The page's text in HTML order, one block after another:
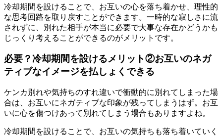
冷却期間を設けることで、お互いの心を落ち着かせ、理性的
な思考回路を取り戻すことができます。一時的な寂しさに流
されずに、別れた相手が本当に必要で大事な存在かどうかも
じっくり考えることができるのがメリットです。
必要？冷却期間を設けるメリット②お互いのネガ
ティブなイメージを払しょくできる
ケンカ別れや気持ちのすれ違いで衝動的に別れてしまった場
合は、お互いにネガティブな印象が残ってしまうはず。お互
いに心を傷つけあって別れてしまう場合もありますよね。
冷却期間を設けることで、お互いの気持ちも落ち着いていく